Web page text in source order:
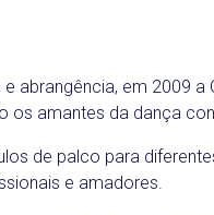
abrangência, em 2009
os amantes da dança
de palco para
e amadores.